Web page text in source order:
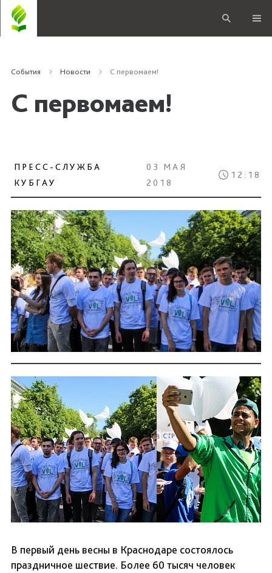
События Новости С первомаем!
С первомаем!
ПРЕСС-СЛУЖБА
КУБГАУ
03 МАЯ
2018
12:18
В первый день весны в Краснодаре состоялось
праздничное шествие. Более 60 тысяч человек